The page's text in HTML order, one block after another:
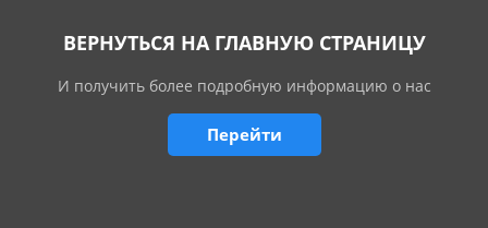
ВЕРНУТЬСЯ НА ГЛАВНУЮ СТРАНИЦУ
И получить более подробную информацию о нас
Перейти